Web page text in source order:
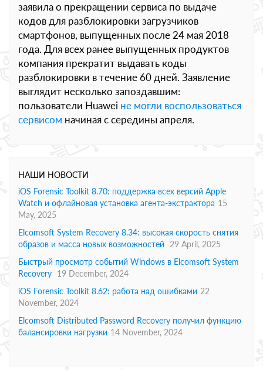
заявила о прекращении сервиса по выдаче
кодов для разблокировки загрузчиков
смартфонов, выпущенных после 24 мая 2018
года. Для всех ранее выпущенных продуктов
компания прекратит выдавать коды
разблокировки в течение 60 дней. Заявление
выглядит несколько запоздавшим:
пользователи Huawei не могли воспользоваться
сервисом начиная с середины апреля.
НАШИ НОВОСТИ
iOS Forensic Toolkit 8.70: поддержка всех версий Apple
Watch и офлайновая установка агента-экстрактора 15
May, 2025
Elcomsoft System Recovery 8.34: высокая скорость снятия
образов и масса новых возможностей
29 April, 2025
Быстрый просмотр событий Windows в Elcomsoft System
Recovery 19 December, 2024
iOS Forensic Toolkit 8.62: работа над ошибками 22
November, 2024
Elcomsoft Distributed Password Recovery получил функцию
балансировки нагрузки 14 November, 2024